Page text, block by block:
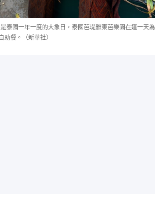
泰國一年一度的大象日，泰國芭堤雅東芭樂園在這一天為
助餐。（新華社）